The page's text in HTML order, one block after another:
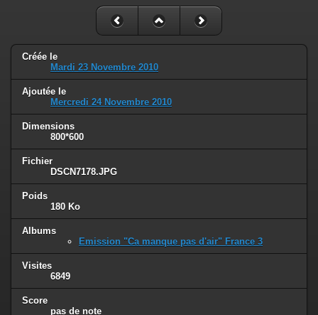
Créée le
Mardi 23 Novembre 2010
Ajoutée le
Mercredi 24 Novembre 2010
Dimensions
800*600
Fichier
DSCN7178.JPG
Poids
180 Ko
Albums
Emission "Ca manque pas d'air" France 3
Visites
6849
Score
pas de note